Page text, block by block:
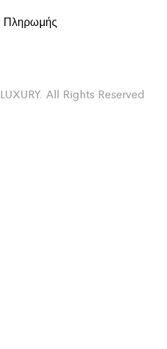
Πληρωμής
All Rights Reserved